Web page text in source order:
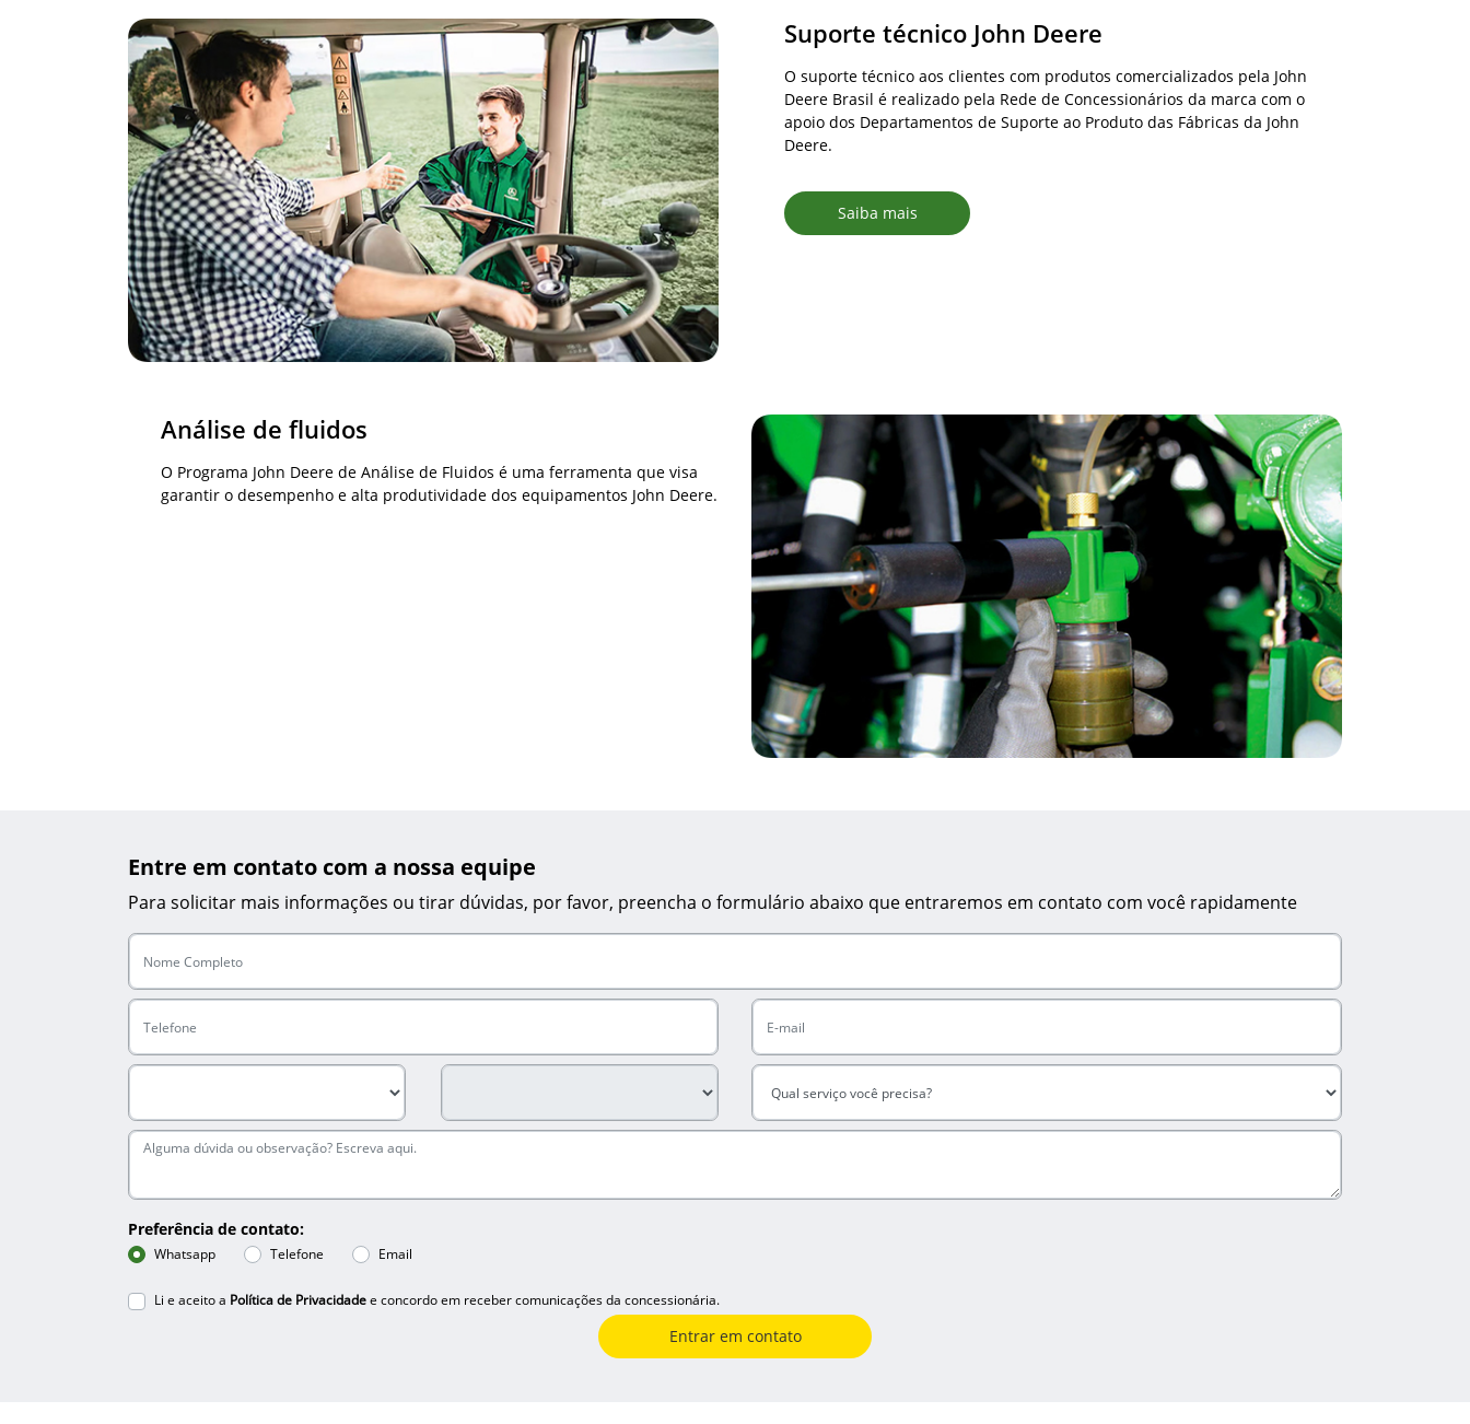
Suporte técnico John Deere
O suporte técnico aos clientes com produtos comercializados pela John
Deere Brasil é realizado pela Rede de Concessionários da marca com o
apoio dos Departamentos de Suporte ao Produto das Fábricas da John
Deere.
Saiba mais
Análise de fluidos
O Programa John Deere de Análise de Fluidos é uma ferramenta que visa
garantir o desempenho e alta produtividade dos equipamentos John Deere.
Entre em contato com a nossa equipe
Para solicitar mais informações ou tirar dúvidas, por favor, preencha o formulário abaixo que entraremos em contato com você rapidamente
Preferência de contato:
Whatsapp Telefone Email
Li e aceito a Política de Privacidadee concordo em receber comunicações da concessionária.
Entrar em contato